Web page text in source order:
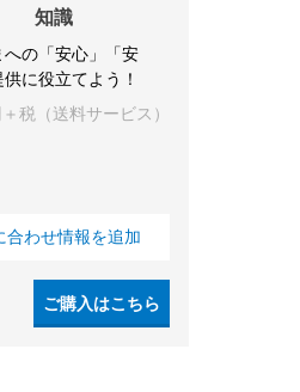
知識
への「安心」「安
に役立てよう！
税（送料サービス）
合わせ情報を追加
ご購入はこちら